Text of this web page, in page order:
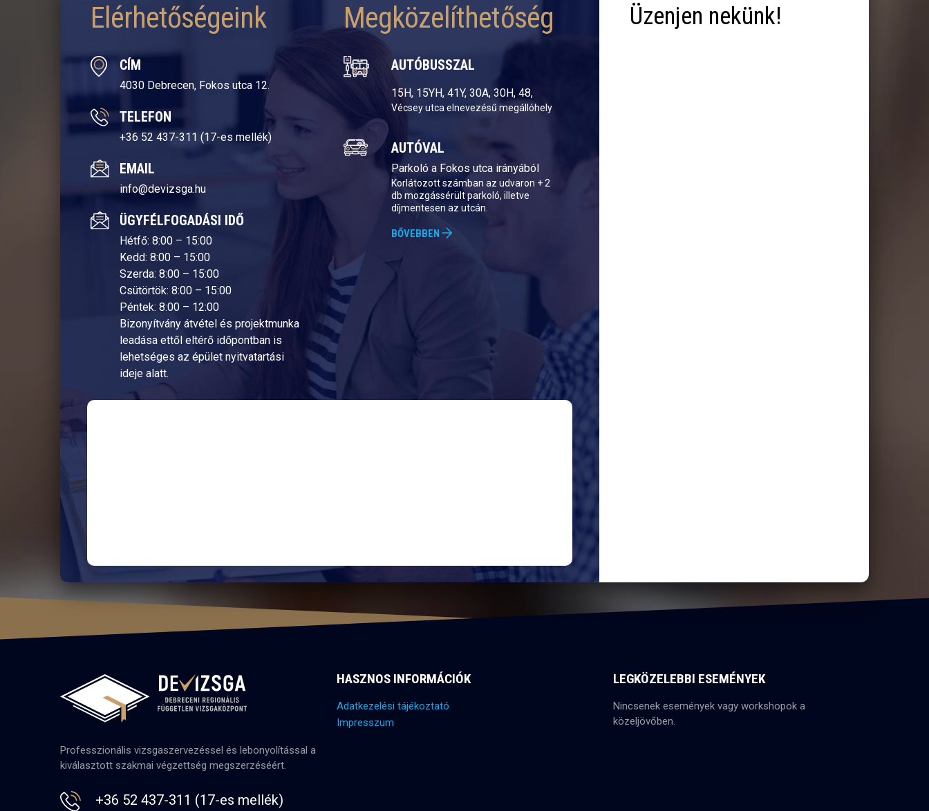
Elérhetőségeink
CÍM
4030 Debrecen, Fokos utca 12.
TELEFON
+36 52 437-311 (17-es mellék)
EMAIL
info@devizsga.hu
ÜGYFÉLFOGADÁSI IDŐ
Hétfő: 8:00 – 15:00
Kedd: 8:00 – 15:00
Szerda: 8:00 – 15:00
Csütörtök: 8:00 – 15:00
Péntek: 8:00 – 12:00
Bizonyítvány átvétel és projektmunka
leadása ettől eltérő időpontban is
lehetséges az épület nyitvatartási
ideje alatt.
Megközelíthetőség
AUTÓBUSSZAL
15H, 15YH, 41Y, 30A, 30H, 48,
Vécsey utca elnevezésű megállóhely
AUTÓVAL
Parkoló a Fokos utca irányából
Korlátozott számban az udvaron + 2
db mozgássérült parkoló, illetve
díjmentesen az utcán.
BŐVEBBEN
Üzenjen nekünk!
Professzionális vizsgaszervezéssel és lebonyolítással a
kiválasztott szakmai végzettség megszerzéséért.
+36 52 437-311 (17-es mellék)
HASZNOS INFORMÁCIÓK
Adatkezelési tájékoztató
Impresszum
LEGKÖZELEBBI ESEMÉNYEK
Nincsenek események vagy workshopok a
közeljövőben.